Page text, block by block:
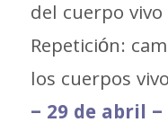
del cuerpo
Repetición:
los cuerpos
– 29 de abril –